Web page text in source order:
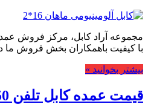
با کیفیت باهمکاران بخش فروش
بیشتر بخوانید »
قیمت عمده کابل تلفن 50 زوج مشکی رویان